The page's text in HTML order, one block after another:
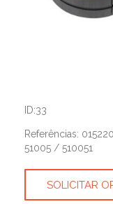
ID:33
Referências:
51005 / 510051
SOLICITAR